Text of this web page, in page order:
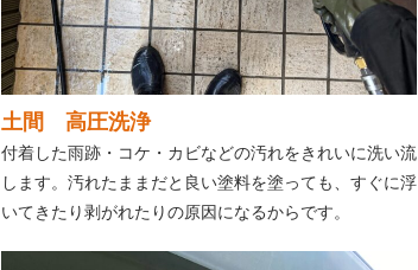
土間 高圧洗浄
付着した雨跡・コケ・カビなどの汚れをきれいに洗い流
します。汚れたままだと良い塗料を塗っても、すぐに浮
いてきたり剥がれたりの原因になるからです。